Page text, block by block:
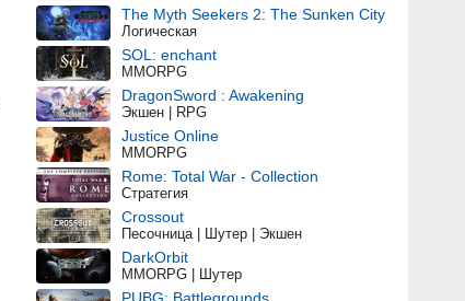
The Myth Seekers 2: The Sunken City
Логическая
SOL: enchant
MMORPG
DragonSword : Awakening
Экшен | RPG
Justice Online
MMORPG
Rome: Total War - Collection
Стратегия
Crossout
Песочница | Шутер | Экшен
DarkOrbit
MMORPG | Шутер